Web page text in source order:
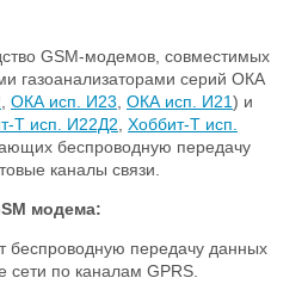
GSM-модемов, совместимых
газоанализаторами серий ОКА
ОКА исп. И23 ОКА исп. И21) и
Т исп. И22Д2 Хоббит-Т исп.
беспроводную передачу
каналы связи.
модема:
беспроводную передачу данных
сети по каналам GPRS.